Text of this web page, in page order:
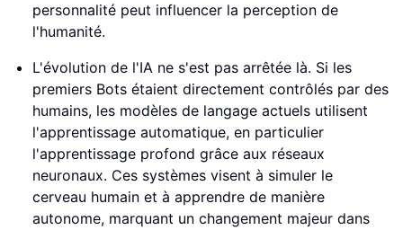
personnalité peut influencer la perception de
l'humanité.
L'évolution de l'IA ne s'est pas arrêtée là. Si les
premiers Bots étaient directement contrôlés par des
humains, les modèles de langage actuels utilisent
l'apprentissage automatique, en particulier
l'apprentissage profond grâce aux réseaux
neuronaux. Ces systèmes visent à simuler le
cerveau humain et à apprendre de manière
autonome, marquant un changement majeur dans